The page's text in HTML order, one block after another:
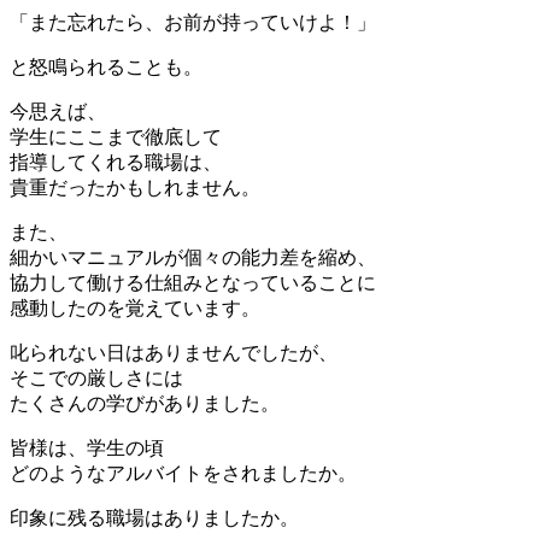
「また忘れたら、お前が持っていけよ！」
と怒鳴られることも。
今思えば、
学生にここまで徹底して
指導してくれる職場は、
貴重だったかもしれません。
また、
細かいマニュアルが個々の能力差を縮め、
協力して働ける仕組みとなっていることに
感動したのを覚えています。
叱られない日はありませんでしたが、
そこでの厳しさには
たくさんの学びがありました。
皆様は、学生の頃
どのようなアルバイトをされましたか。
印象に残る職場はありましたか。